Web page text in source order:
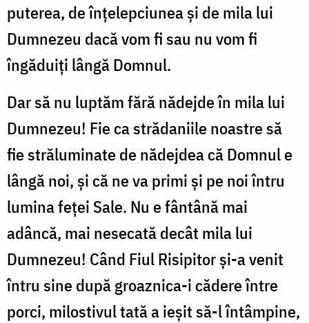
pute­rea, de înţelepciunea şi de mila lui
Dumnezeu dacă vom fi sau nu vom fi
îngăduiţi lângă Domnul.
Dar să nu luptăm fără nădejde în mila lui
Dumnezeu! Fie ca strădaniile noastre să
fie străluminate de nădejdea că Domnul e
lângă noi, şi că ne va primi şi pe noi întru
lumina feţei Sale. Nu e fântână mai
adâncă, mai nesecată decât mila lui
Dumnezeu! Când Fiul Risipitor şi-a venit
întru sine după groaznica-i cădere între
porci, milostivul tată a ieşit să-l întâmpine,